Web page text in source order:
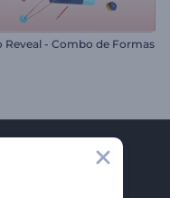
Reveal - Combo de Formas